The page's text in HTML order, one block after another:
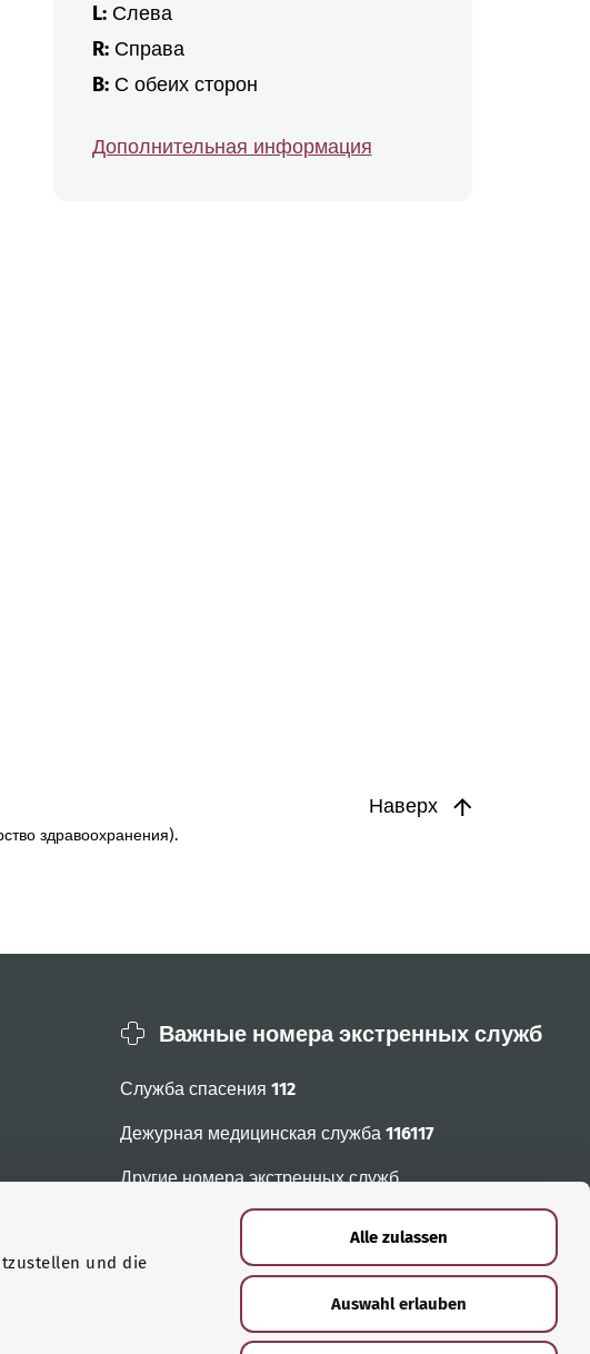
und die
Alle zulassen
Auswahl erlauben
L:Слева
R:Справа
B:С обеих сторон
Дополнительная информация
Наверх
здравоохранения).
Важные номера экстренных служб
Служба спасения 112
Дежурная медицинская служба 116117
Другие номера экстренных служб